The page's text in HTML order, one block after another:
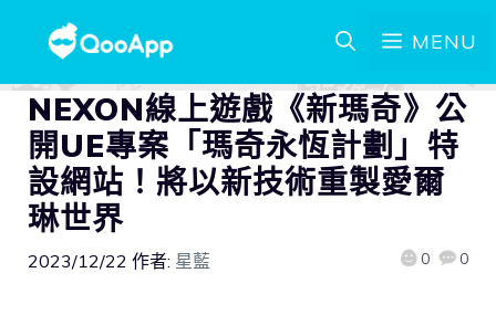
MENU
NEXON線上遊戲《新瑪奇》公
開UE專案「瑪奇永恆計劃」特
設網站！將以新技術重製愛爾
琳世界
2023/12/22 作者: 星藍 0 0